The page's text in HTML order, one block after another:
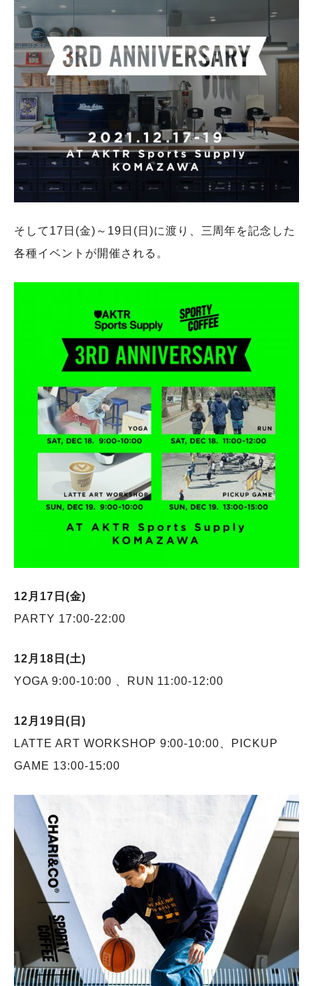
そして17日(金)～19日(日)に渡り、三周年を記念した
各種イベントが開催される。
12月17日(金)
PARTY 17:00-22:00
12月18日(土)
YOGA 9:00-10:00 、RUN 11:00-12:00
12月19日(日)
LATTE ART WORKSHOP 9:00-10:00、PICKUP
GAME 13:00-15:00